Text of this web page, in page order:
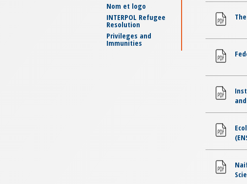
Nom et logo
INTERPOL Refugee
Resolution
Privileges and
Immunities